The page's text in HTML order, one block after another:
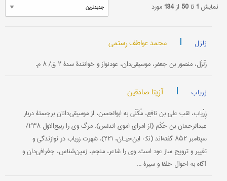
نمایش 1تا50 از134مورد
زلزل | محمد عواطف رستمی
زَلْزَل، منصور بن جعفر، موسیقی‌دان، عودنواز و خوانندۀ سدۀ ۲ ق/ ۸ م.
زریاب | آزیتا صادقین
زِرْیاب، لقب علی بن نافع، مُکَنّى به ابوالحسن، از موسیقی‌دانان برجستۀ دربار
عبدالرحمان بن حَکَم (از امرای اموی اندلس). مرگ وی را ربیع‌الاول ۲۳۸/
سپتامبر ۸۵۲ گفته‌اند (نک‍ : ابن‌حیـان، ۲۲۱). شهرت زریاب در نوازندگی و
تغییر و ترویج ساز عود است. وی را شاعر، منجم، زمین‌شناس، جغرافی‌دان و
آگاه به احوال خلفا و سیرۀ ...